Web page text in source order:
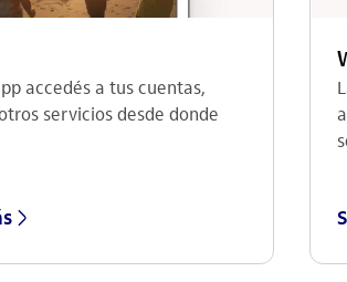
accedés a tus cuentas,
servicios desde donde